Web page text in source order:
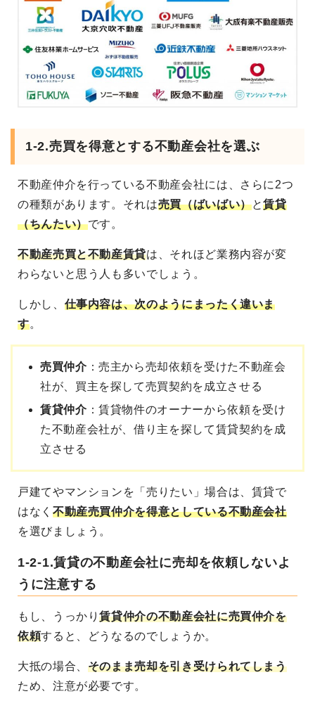
1-2.売買を得意とする不動産会社を選ぶ
不動産仲介を行っている不動産会社には、さらに2つ
の種類があります。それは売買（ばいばい）と賃貸
（ちんたい）です。
不動産売買と不動産賃貸は、それほど業務内容が変
わらないと思う人も多いでしょう。
しかし、 仕事内容は、次のようにまったく違いま
す。
売買仲介：売主から売却依頼を受けた不動産会
社が、買主を探して売買契約を成立させる
賃貸仲介：賃貸物件のオーナーから依頼を受け
た不動産会社が、借り主を探して賃貸契約を成
立させる
戸建てやマンションを「売りたい」場合は、賃貸で
はなく 不動産売買仲介を得意としている不動産会社
を選びましょう。
1-2-1.賃貸の不動産会社に売却を依頼しないよ
うに注意する
もし、うっかり賃貸仲介の不動産会社に売買仲介を
依頼すると、どうなるのでしょうか。
大抵の場合、 そのまま売却を引き受けられてしまう
ため、注意が必要です。